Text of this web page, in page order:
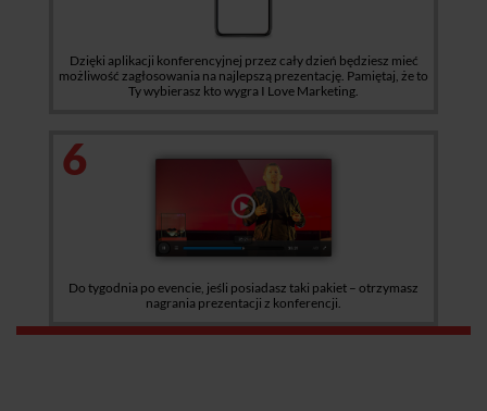
Dzięki aplikacji konferencyjnej przez cały dzień będziesz mieć
możliwość zagłosowania na najlepszą prezentację. Pamiętaj, że to
Ty wybierasz kto wygra I Love Marketing.
6
Do tygodnia po evencie, jeśli posiadasz taki pakiet – otrzymasz
nagrania prezentacji z konferencji.